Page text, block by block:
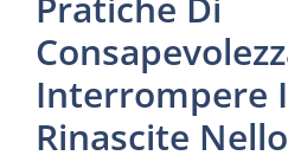
Interrompere
Rinascite